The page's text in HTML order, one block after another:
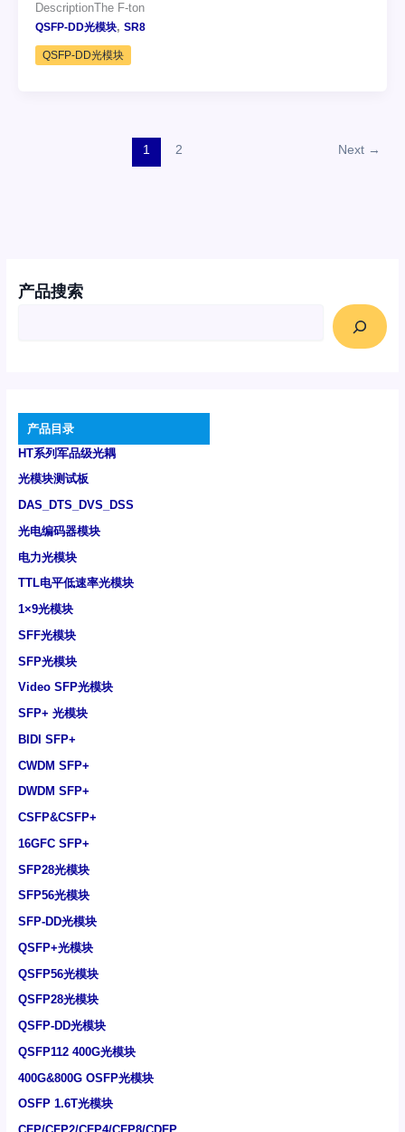
产品搜索
产品目录
HT系列军品级光耦
光模块测试板
DAS_DTS_DVS_DSS
光电编码器模块
电力光模块
TTL电平低速率光模块
1×9光模块
SFF光模块
SFP光模块
Video SFP光模块
SFP+ 光模块
BIDI SFP+
CWDM SFP+
DWDM SFP+
CSFP&CSFP+
16GFC SFP+
SFP28光模块
SFP56光模块
SFP-DD光模块
QSFP+光模块
QSFP56光模块
QSFP28光模块
QSFP-DD光模块
QSFP112 400G光模块
400G&800G OSFP光模块
OSFP 1.6T光模块
DescriptionThe F-ton
QSFP-DD光模块, SR8
QSFP-DD光模块
1 2 Next →